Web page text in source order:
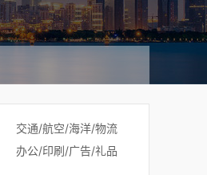
交通/航空/海洋/物流
办公/印刷/广告/礼品